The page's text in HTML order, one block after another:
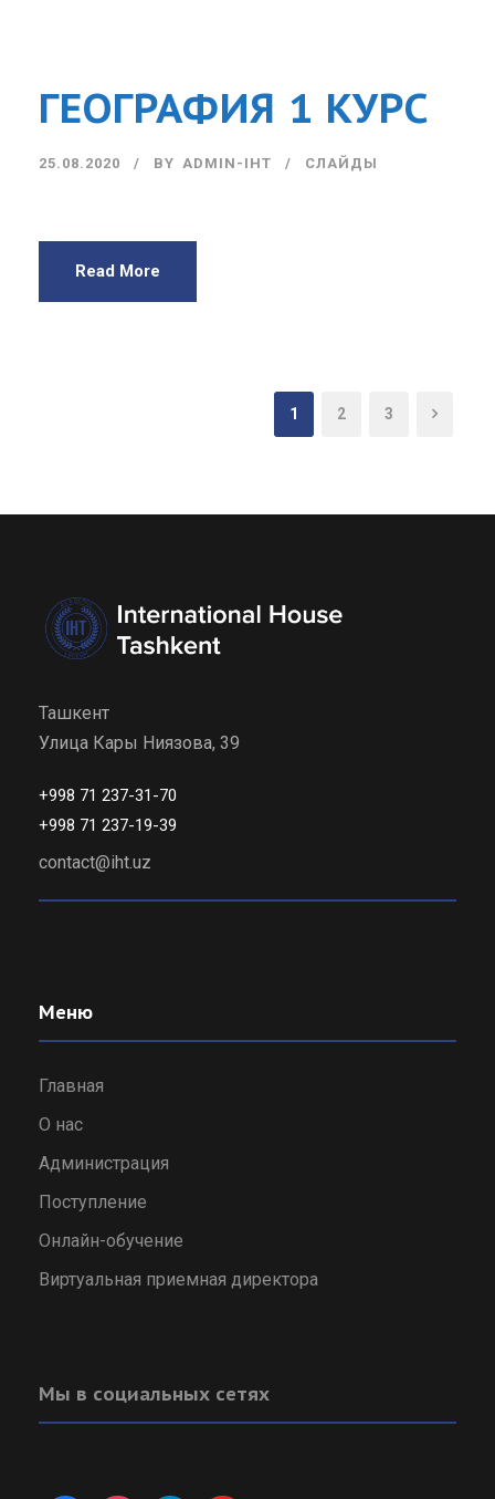
ГЕОГРАФИЯ 1 КУРС
25.08.2020 BY ADMIN-IHT СЛАЙДЫ
Read More
1 2 3
Ташкент
Улица Кары Ниязова, 39
+998 71 237-31-70
+998 71 237-19-39
contact@iht.uz
Меню
Главная
О нас
Администрация
Поступление
Онлайн-обучение
Виртуальная приемная директора
Мы в социальных сетях